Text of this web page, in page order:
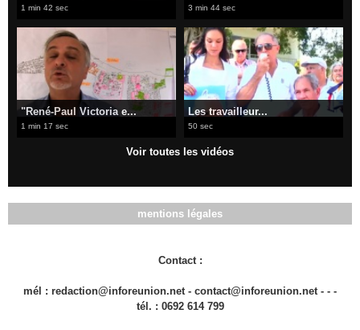
1 min 42 sec 3 min 44 sec
"René-Paul Victoria e...
1 min 17 sec
Les travailleur...
50 sec
Voir toutes les vidéos
mentions légales
Contact :
mél : redaction@inforeunion.net - contact@inforeunion.net - - -
tél. : 0692 614 799